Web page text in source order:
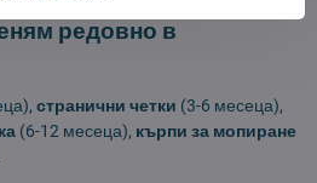
редовно в
странични четки (3-6 месеца),
(6-12 месеца), кърпи за мопиране